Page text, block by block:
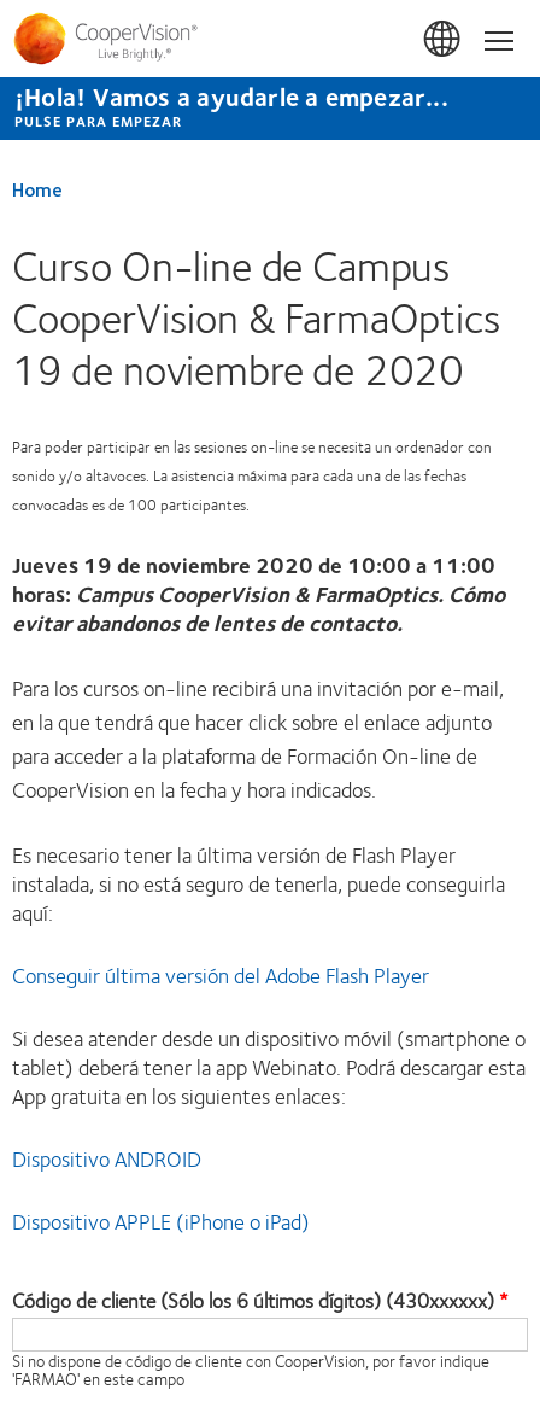
Pasar
contenido
principal
¡Hola! Vamos a ayudarle a empezar...
PULSE PARA EMPEZAR
Home
Curso On-line de Campus
CooperVision & FarmaOptics
19 de noviembre de 2020
Para poder participar en las sesiones on-line se necesita un ordenador con
sonido y/o altavoces. La asistencia máxima para cada una de las fechas
convocadas es de 100 participantes.
Jueves 19 de noviembre 2020 de 10:00 a 11:00
horas: Campus CooperVision & FarmaOptics. Cómo
evitar abandonos de lentes de contacto.
Para los cursos on-line recibirá una invitación por e-mail,
en la que tendrá que hacer click sobre el enlace adjunto
para acceder a la plataforma de Formación On-line de
CooperVision en la fecha y hora indicados.
Es necesario tener la última versión de Flash Player
instalada, si no está seguro de tenerla, puede conseguirla
aquí:
Conseguir última versión del Adobe Flash Player
Si desea atender desde un dispositivo móvil (smartphone o
tablet) deberá tener la app Webinato. Podrá descargar esta
App gratuita en los siguientes enlaces:
Dispositivo ANDROID
Dispositivo APPLE (iPhone o iPad)
Código de cliente (Sólo los 6 últimos dígitos) (430xxxxxx)
Si no dispone de código de cliente con CooperVision, por favor indique
'FARMAO' en este campo